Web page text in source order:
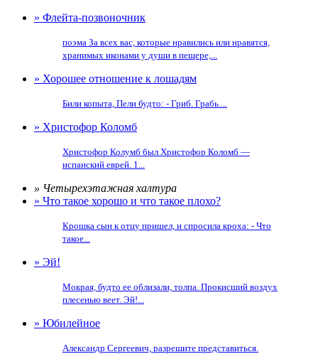
» Флейта-позвоночник
поэма За всех вас, которые нравились или нравятся,
хранимых иконами у души в пещере,...
» Хорошее отношение к лошадям
Били копыта, Пели будто: - Гриб. Грабь....
» Христофор Коломб
Христофор Колумб был Христофор Коломб —
испанский еврей. 1...
» Четырехэтажная халтура
» Что такое хорошо и что такое плохо?
Крошка сын к отцу пришел, и спросила кроха: - Что
такое...
» Эй!
Мокрая, будто ее облизали, толпа. Прокисший воздух
плесенью веет. Эй!...
» Юбилейное
Александр Сергеевич, разрешите представиться.